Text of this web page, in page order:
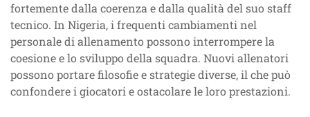
fortemente dalla coerenza e dalla qualità del suo staff
tecnico. In Nigeria, i frequenti cambiamenti nel
personale di allenamento possono interrompere la
coesione e lo sviluppo della squadra. Nuovi allenatori
possono portare filosofie e strategie diverse, il che può
confondere i giocatori e ostacolare le loro prestazioni.